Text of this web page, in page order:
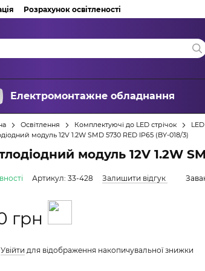
Розрахунок освітленості
Електромонтажне обладнання
Освітлення Комплектуючі до LED стрічок
модуль 12V 1.2W SMD 5730 RED IP65 (BY-018/3)
модуль 12V 1.2W
Артикул: 33-428 Залишити відгук
грн
Увійти для відображення накопичувальної знижки